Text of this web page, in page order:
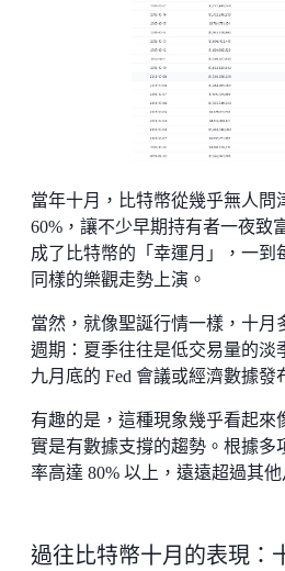
當年十月，比特幣從幾乎無人
60%，讓不少早期持有者一夜致
成了比特幣的「幸運月」，一
同樣的樂觀走勢上演。
當然，就像聖誕行情一樣，十
週期：夏季往往是低交易量的淡
九月底的 Fed 會議或經濟數據
有趣的是，這種現象幾乎看起
實是有數據支撐的趨勢。根據多
率高達 80% 以上，遠遠超過其他
過往比特幣十月的表現：